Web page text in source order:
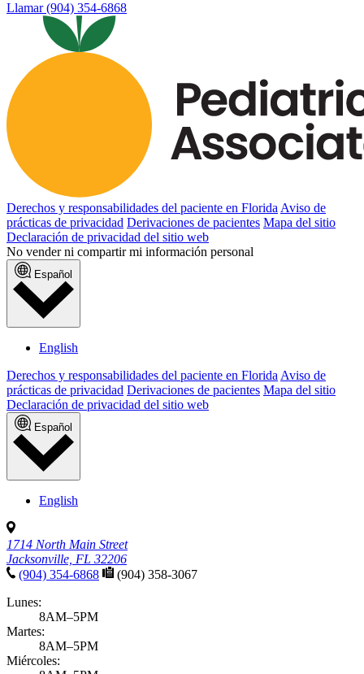
Llamar (904) 354-6868
Derechos y responsabilidades del paciente en Florida Aviso de
prácticas de privacidad Derivaciones de pacientes Mapa del sitio
Declaración de privacidad del sitio web
No vender ni compartir mi información personal
Español
English
Derechos y responsabilidades del paciente en Florida Aviso de
prácticas de privacidad Derivaciones de pacientes Mapa del sitio
Declaración de privacidad del sitio web
Español
English
1714 North Main Street
Jacksonville, FL 32206
(904) 354-6868
(904) 358-3067
Lunes:
8AM–5PM
Martes:
8AM–5PM
Miércoles: